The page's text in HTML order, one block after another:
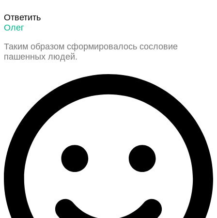
Ответить
Олег
Таким образом сформировалось сословие
пашенных людей.